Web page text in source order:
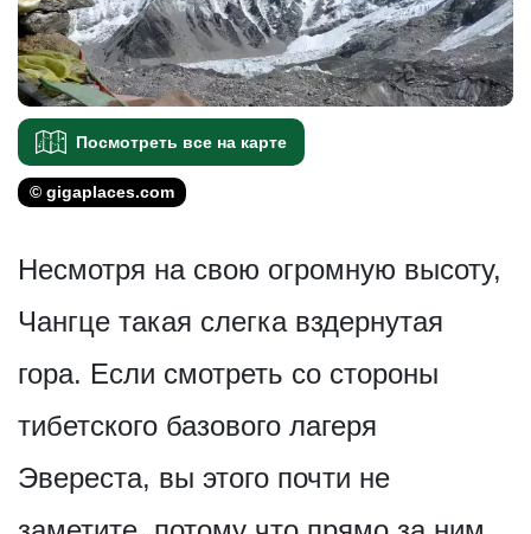
Посмотреть все на карте
© gigaplaces.com
Несмотря на свою огромную высоту,
Чангце такая слегка вздернутая
гора. Если смотреть со стороны
тибетского базового лагеря
Эвереста, вы этого почти не